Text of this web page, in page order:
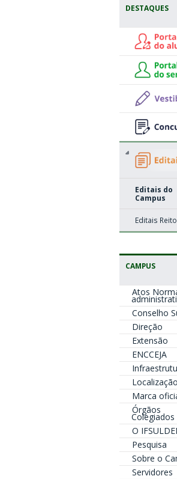
DESTAQUES
Editais do
Campus
Editais
CAMPUS
Atos
Conselho
Direção
Extensão
ENCCEJA
Localização
Marca
Órgãos
Colegiados
O
Pesquisa
Sobre o
Servidores